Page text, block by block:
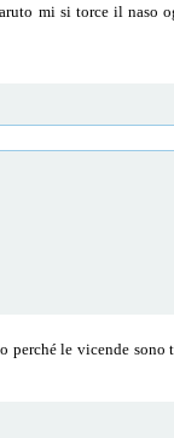
mi si torce il naso
le vicende